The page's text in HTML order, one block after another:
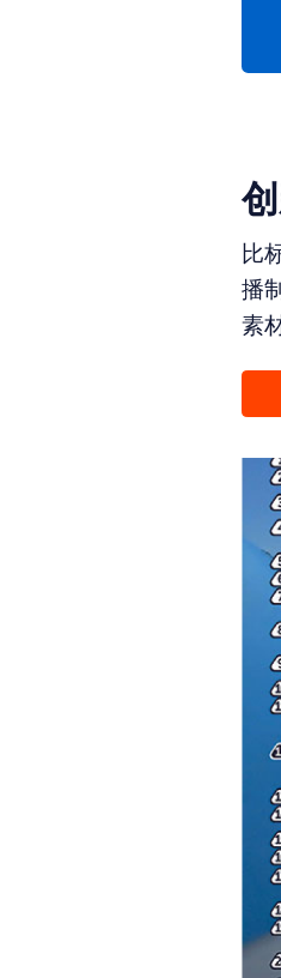
比
播
素